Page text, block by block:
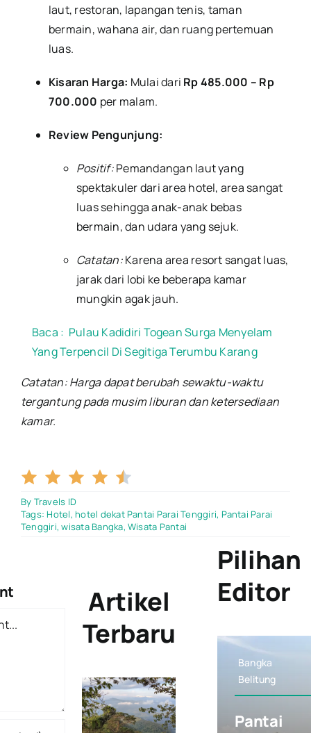
laut, restoran, lapangan tenis, taman
bermain, wahana air, dan ruang pertemuan
luas.
Kisaran Harga: Mulai dari Rp 485.000 – Rp
700.000 per malam.
Review Pengunjung:
Positif:Pemandangan laut yang
spektakuler dari area hotel, area sangat
luas sehingga anak-anak bebas
bermain, dan udara yang sejuk.
Catatan:Karena area resort sangat luas,
jarak dari lobi ke beberapa kamar
mungkin agak jauh.
Baca : Pulau Kadidiri Togean Surga Menyelam
Yang Terpencil Di Segitiga Terumbu Karang
Catatan: Harga dapat berubah sewaktu-waktu
tergantung pada musim liburan dan ketersediaan
kamar.
4.5/5
By Travels ID
Tags:Hotel,hotel dekat Pantai Parai Tenggiri, Pantai Parai
Tenggiri,wisata Bangka, Wisata Pantai
Artikel
Terbaru
Pilihan
Editor
Bangka
Belitung
Pantai